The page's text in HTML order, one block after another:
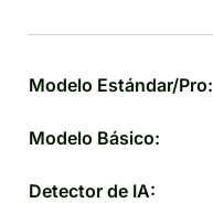
Modelo Estándar/Pro:
Modelo Básico:
Detector de IA: